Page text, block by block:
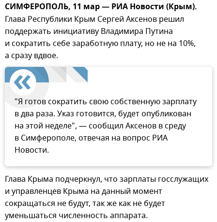
СИМФЕРОПОЛЬ, 11 мар — РИА Новости (Крым).
Глава Республики Крым Сергей Аксенов решил
поддержать инициативу Владимира Путина
и сократить себе заработную плату, но не на 10%,
а сразу вдвое.
"Я готов сократить свою собственную зарплату
в два раза. Указ готовится, будет опубликован
на этой неделе", — сообщил Аксенов в среду
в Симферополе, отвечая на вопрос РИА
Новости.
Глава Крыма подчеркнул, что зарплаты госслужащих
и управленцев Крыма на данный момент
сокращаться не будут, так же как не будет
уменьшаться численность аппарата.